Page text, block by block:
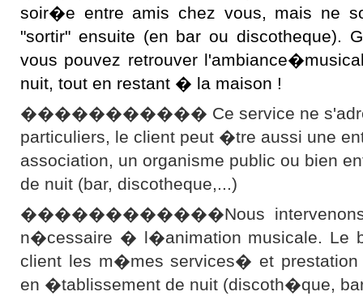
soir�e entre amis chez vous, mais ne
"sortir" ensuite (en bar ou discotheque).
vous pouvez retrouver
nuit, tout en restant � la maison !
����������� Ce service ne
particuliers, le client peut �tre aussi une
association, un organisme public ou bien
de nuit (bar, discotheque,...)
������������Nous intervenons
n�cessaire � l�animation musicale. Le
client les m�mes services� et
en �tablissement de nuit (discoth�que,